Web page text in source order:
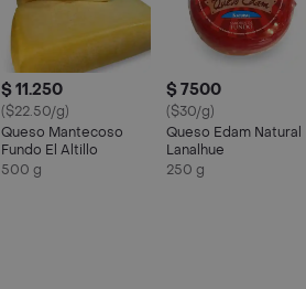
$ 11.250
($22.50/g)
Queso Mantecoso
Fundo El Altillo
500 g
$ 7500
($30/g)
Queso Edam Natural
Lanalhue
250 g